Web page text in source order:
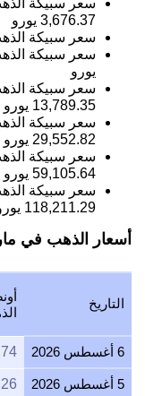
سعر سبيكة الذهب 1 أونصة (31.1 جرام) في
3,676.37 يورو
سعر سبيكة الذهب 50 جرام في
سعر سبيكة الذهب 100 جرام في
يورو
سعر سبيكة الذهب 10 تولة (116.65 جرام) في
13,789.35 يورو
سعر سبيكة الذهب 250 جرام (ربع كيلو) في
29,552.82 يورو
سعر سبيكة الذهب 500 جرام (نصف كيلو) في
59,105.64 يورو
سعر سبيكة الذهب 1,000 جرام (1 كيلو) في
118,211.29
أسعار الذهب في
التاريخ
6 أغسطس 2026
5 أغسطس 2026